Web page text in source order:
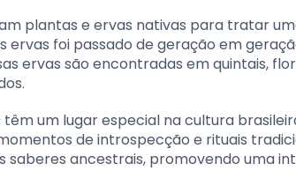
plantas e ervas nativas para tratar
ervas foi passado de geração em
ervas são encontradas em quintais,
um lugar especial na cultura
de introspecção e rituais
ancestrais, promovendo uma